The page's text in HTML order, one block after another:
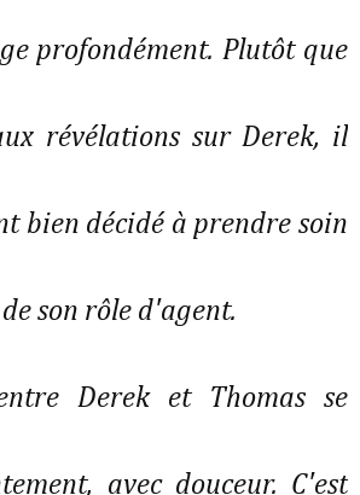
profondément. Plutôt que
révélations sur Derek, il
bien décidé à prendre soin
son rôle d'agent.
Derek et Thomas se
avec douceur. C'est